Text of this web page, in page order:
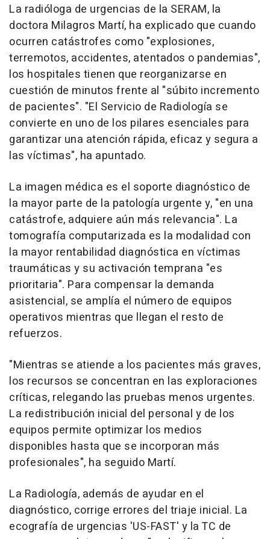
La radióloga de urgencias de la SERAM, la
doctora Milagros Martí, ha explicado que cuando
ocurren catástrofes como "explosiones,
terremotos, accidentes, atentados o pandemias",
los hospitales tienen que reorganizarse en
cuestión de minutos frente al "súbito incremento
de pacientes". "El Servicio de Radiología se
convierte en uno de los pilares esenciales para
garantizar una atención rápida, eficaz y segura a
las víctimas", ha apuntado.
La imagen médica es el soporte diagnóstico de
la mayor parte de la patología urgente y, "en una
catástrofe, adquiere aún más relevancia". La
tomografía computarizada es la modalidad con
la mayor rentabilidad diagnóstica en víctimas
traumáticas y su activación temprana "es
prioritaria". Para compensar la demanda
asistencial, se amplía el número de equipos
operativos mientras que llegan el resto de
refuerzos.
"Mientras se atiende a los pacientes más graves,
los recursos se concentran en las exploraciones
críticas, relegando las pruebas menos urgentes.
La redistribución inicial del personal y de los
equipos permite optimizar los medios
disponibles hasta que se incorporan más
profesionales", ha seguido Martí.
La Radiología, además de ayudar en el
diagnóstico, corrige errores del triaje inicial. La
ecografía de urgencias 'US-FAST' y la TC de